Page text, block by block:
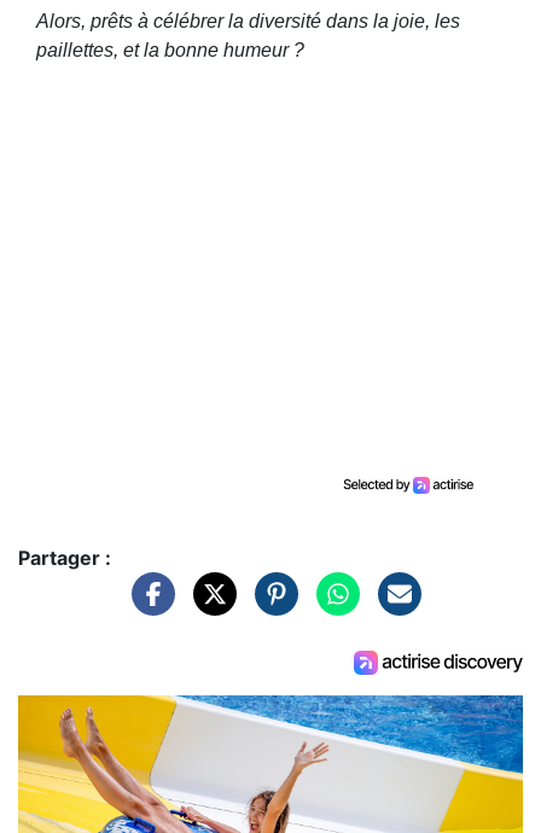
Alors, prêts à célébrer la diversité dans la joie, les
paillettes, et la bonne humeur ?
Partager :